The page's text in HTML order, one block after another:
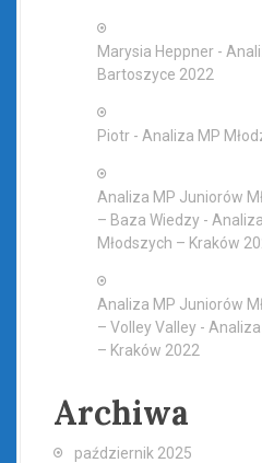
Marysia Heppner -
Bartoszyce 2022
Piotr - Analiza MP
Analiza MP Juniorów
– Baza Wiedzy -
Młodszych – Kraków
Analiza MP Juniorów
– Volley Valley -
– Kraków 2022
Archiwa
październik 2025